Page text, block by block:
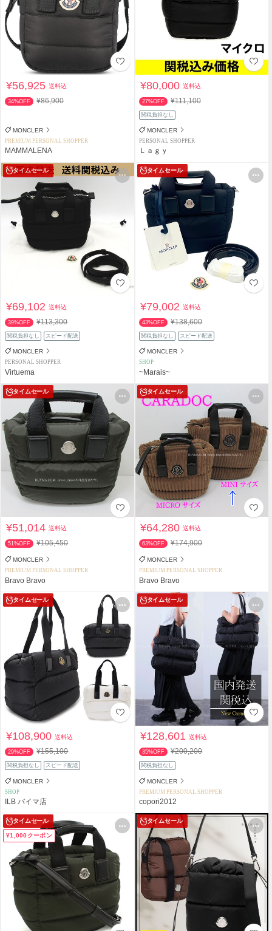
¥56,925送料込
34%OFF ¥86,900
MONCLER
PREMIUM PERSONAL SHOPPER
MAMMALENA
¥80,000送料込
27%OFF ¥111,100
関税負担なし
MONCLER
PERSONAL SHOPPER
Ｌａｇｙ
タイムセール
¥69,102送料込
39%OFF ¥113,300
関税負担なし スピード配送
MONCLER
PERSONAL SHOPPER
Virtuema
タイムセール
¥79,002送料込
43%OFF ¥138,600
関税負担なし スピード配送
MONCLER
SHOP
~Marais~
タイムセール
¥51,014送料込
51%OFF ¥105,450
MONCLER
PREMIUM PERSONAL SHOPPER
Bravo Bravo
タイムセール
¥64,280送料込
63%OFF ¥174,900
MONCLER
PREMIUM PERSONAL SHOPPER
Bravo Bravo
タイムセール
¥108,900送料込
29%OFF ¥155,100
関税負担なし スピード配送
MONCLER
SHOP
ILB バイマ店
タイムセール
¥128,601送料込
35%OFF ¥200,200
関税負担なし
MONCLER
PREMIUM PERSONAL SHOPPER
copori2012
タイムセール
¥1,000クーポン
タイムセール